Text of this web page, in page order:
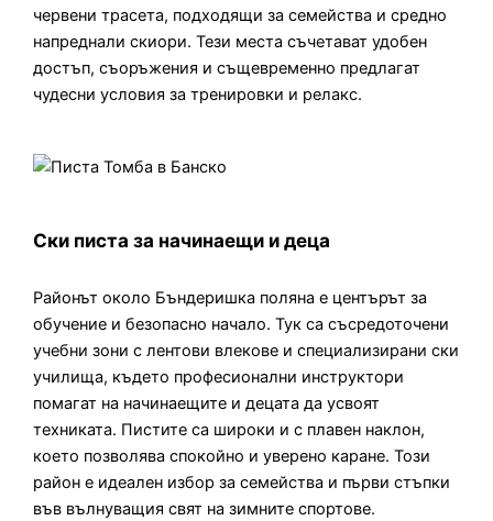
червени трасета, подходящи за семейства и средно
напреднали скиори. Тези места съчетават удобен
достъп, съоръжения и същевременно предлагат
чудесни условия за тренировки и релакс.
Ски писта за начинаещи и деца
Районът около Бъндеришка поляна е центърът за
обучение и безопасно начало. Тук са съсредоточени
учебни зони с лентови влекове и специализирани ски
училища, където професионални инструктори
помагат на начинаещите и децата да усвоят
техниката. Пистите са широки и с плавен наклон,
което позволява спокойно и уверено каране. Този
район е идеален избор за семейства и първи стъпки
във вълнуващия свят на зимните спортове.